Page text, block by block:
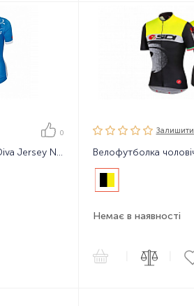
0
Велофутболка жіноча Sidi Diva Jersey No.2144
Залишити
Немає в наявності